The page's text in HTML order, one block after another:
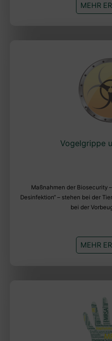
MEHR
Vogelgrippe
Maßnahmen der Biosecurity
Desinfektion“ – stehen bei der
bei der
MEHR